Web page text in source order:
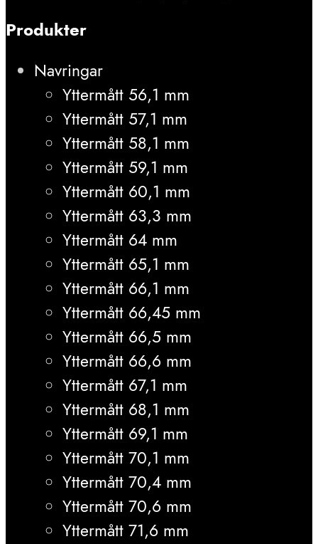
Produkter
Navringar
Yttermått 56,1 mm
Yttermått 57,1 mm
Yttermått 58,1 mm
Yttermått 59,1 mm
Yttermått 60,1 mm
Yttermått 63,3 mm
Yttermått 64 mm
Yttermått 65,1 mm
Yttermått 66,1 mm
Yttermått 66,45 mm
Yttermått 66,5 mm
Yttermått 66,6 mm
Yttermått 67,1 mm
Yttermått 68,1 mm
Yttermått 69,1 mm
Yttermått 70,1 mm
Yttermått 70,4 mm
Yttermått 70,6 mm
Yttermått 71,6 mm